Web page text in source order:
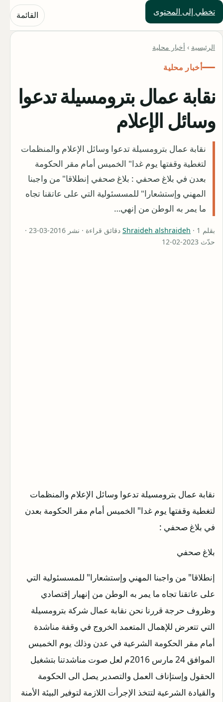
تخطي إلى المحتوى
حلول العالم القائمة
الرئيسية › أخبار محلية
أخبار محلية
نقابة عمال بترومسيلة تدعوا
وسائل الإعلام
نقابة عمال بترومسيلة تدعوا وسائل الإعلام والمنظمات
لتغطية وقفتها يوم غدا" الخميس أمام مقر الحكومة
بعدن في بلاغ صحفي : بلاغ صحفي إنطلاقا" من واجبنا
المهني وإستشعارا" للمسسئولية التي على عاتقنا تجاه
ما يمر به الوطن من إنهي…
بقلم Shraideh alshraideh
· 1 دقائق قراءة · نشر 2016-03-23 ·
حدّث 2023-02-12
نقابة عمال بترومسيلة تدعوا وسائل الإعلام والمنظمات
لتغطية وقفتها يوم غدا" الخميس أمام مقر الحكومة بعدن
في بلاغ صحفي :
بلاغ صحفي
إنطلاقا" من واجبنا المهني وإستشعارا" للمسسئولية التي
على عاتقنا تجاه ما يمر به الوطن من إنهيار إقتصادي
وظروف حرجة قررنا نحن نقابة عمال شركة بترومسيلة
التي تتعرض للإهمال المتعمد الخروج في وقفة مناشدة
أمام مقر الحكومة الشرعية في عدن وذلك يوم الخميس
الموافق 24 مارس 2016م لعل صوت مناشدتنا بتشغيل
الحقول وإستإناف العمل والتصدير يصل الى الحكومة
والقيادة الشرعية لتتخذ الإجرأت اللازمة لتوفير البيئة الأمنة